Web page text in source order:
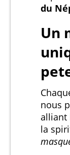
du
Un
nous
alliant
la